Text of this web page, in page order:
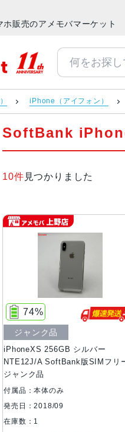
販売のアメモバマーケット
iPhone（アイフォン）
SoftBank
10件 見つかりました
iPhoneXS 256GB シルバー
NTE12J/A SoftBank版SIMフリ
ジャンク品
74%
ジャンク品
付属品：本体のみ
発売日：2018/09
在庫数：1